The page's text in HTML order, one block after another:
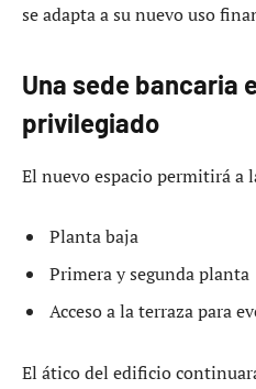
se adapta a su nuevo uso
Una sede bancaria
privilegiado
El nuevo espacio permitirá a
Planta baja
Primera y segunda planta
Acceso a la terraza para
El ático del edificio